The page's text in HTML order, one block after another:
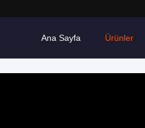
Ana Sayfa Ürünler